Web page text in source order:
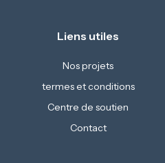
Liens utiles
Nos projets
termes et conditions
Centre de soutien
Contact